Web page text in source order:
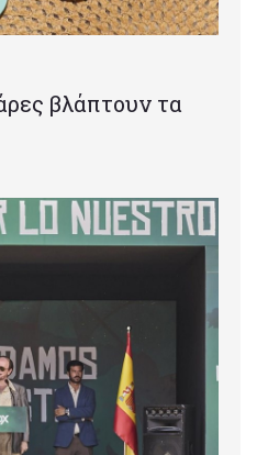
βλάπτουν τα